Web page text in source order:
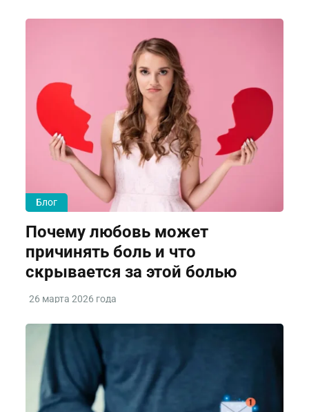
Блог
Почему любовь может
причинять боль и что
скрывается за этой болью
26 марта 2026 года